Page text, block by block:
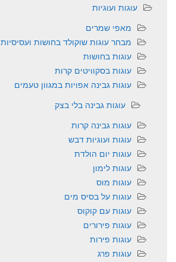
עוגות ועוגיות
מאפי שמרים
מבחר עוגות שוקולד בחושות ועסיסיות
עוגות בחושות
עוגות בסקוויטים קרות
עוגות גבינה אפויות במגוון טעמים
עוגות גבינה בלי בצק
עוגות גבינה קרות
עוגות ועוגיות דבש
עוגות יום הולדת
עוגות לימון
עוגות מוס
עוגות על בסיס מים
עוגות עם קוקוס
עוגות פירורים
עוגות פירות
עוגות פרג